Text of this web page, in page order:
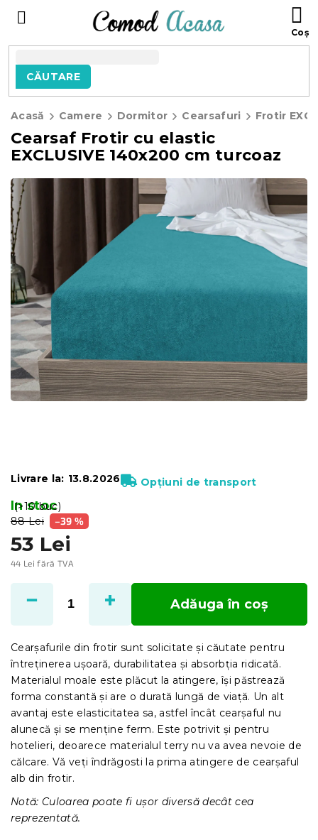
CĂUTARE
Acasă Camere Dormitor Cearsafuri Frotir
Cearsaf Frotir cu elastic
EXCLUSIVE 140x200 cm turcoaz
88 Lei –39 %
53 Lei
44 Lei fără TVA
preţ:
In stoc
(>10 buc)
Livrare la: 13.8.2026 Opțiuni de transport
Adăuga în coş
Cearșafurile din frotir sunt solicitate și căutate pentru
întreținerea ușoară, durabilitatea și absorbția ridicată.
Materialul moale este plăcut la atingere, își păstrează
forma constantă și are o durată lungă de viață. Un alt
avantaj este elasticitatea sa, astfel încât cearșaful nu
alunecă și se menține ferm. Este potrivit și pentru
hotelieri, deoarece materialul terry nu va avea nevoie de
călcare. Vă veți îndrăgosti la prima atingere de cearșaful
alb din frotir.
Notă: Culoarea poate fi ușor diversă decât cea
reprezentată.